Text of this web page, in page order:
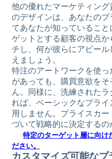
他の優れたマーケティン
のデザインは、あなたの
てあなたが知っているこ
ゲットとする顧客の視点
チし、何が彼らにアピー
えましょう。
特注のアートワークを使
があっても、購買意欲を
ん。同様に、洗練された
れば、ベーシックなプラ
用しません。プライスカ
づいて戦略的に決定するの
特定のターゲット層に向け
ださい。
カスタマイズ可能な